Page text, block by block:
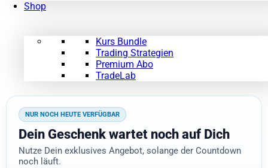
Shop
Kurs Bundle
Trading Strategien
Premium Abo
TradeLab
NUR NOCH HEUTE VERFÜGBAR
Dein Geschenk wartet noch auf Dich
Nutze Dein exklusives Angebot, solange der Countdown
noch läuft.